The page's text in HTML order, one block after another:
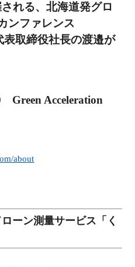
れる、北海道発グロ
ンファレンス
表取締役社長の渡邉が
Green Acceleration
about
ーン測量サービス「く